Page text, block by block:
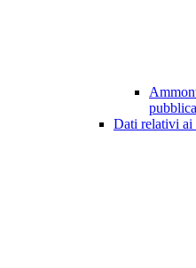
Dati relativi ai